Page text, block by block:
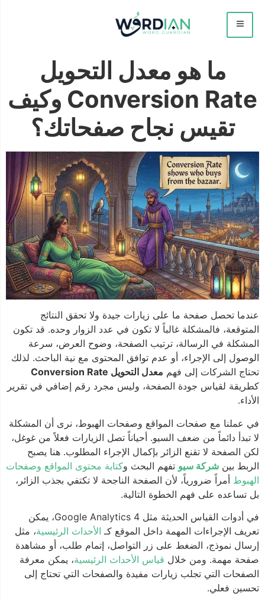
ما هو معدل التحويل
Conversion Rate وكيف
تقيس نجاح صفحاتك؟
عندما تحصل صفحة ما على زيارات جيدة ولا تحقق النتائج
المتوقعة، فالمشكلة غالباً لا تكون في عدد الزوار وحده. قد تكون
المشكلة في الرسالة، ترتيب الصفحة، وضوح العرض، سرعة
الوصول إلى الإجراء، أو عدم توافق المحتوى مع نية الباحث. لذلك
تحتاج الشركات إلى فهم معدل التحويل Conversion Rate
كطريقة لقياس جودة الصفحة، وليس مجرد رقم إضافي في تقرير
الأداء.
في عملنا مع صفحات المواقع وصفحات الهبوط، نرى أن المشكلة
لا تبدأ دائماً من ضعف السيو. أحياناً تصل الزيارات فعلاً من غوغل،
لكن الصفحة لا تقنع الزائر بإكمال الإجراء المطلوب. هنا يصبح
الربط بين شركة سيوتفهم البحث وكتابة محتوى المواقع وصفحات
الهبوطأمراً ضرورياً، لأن الصفحة الناجحة لا تكتفي بجذب الزائر،
بل تساعده على فهم الخطوة التالية.
في أدوات القياس الحديثة مثل Google Analytics 4، يمكن
تعريف الإجراءات المهمة داخل الموقع كـ الأحداث الرئيسية، مثل
إرسال نموذج، الضغط على زر التواصل، إتمام طلب، أو مشاهدة
صفحة مهمة. ومن خلال
قياس الأحداث الرئيسية، يمكن معرفة
الصفحات التي تجلب زيارات مفيدة والصفحات التي تحتاج إلى
تحسين فعلي.